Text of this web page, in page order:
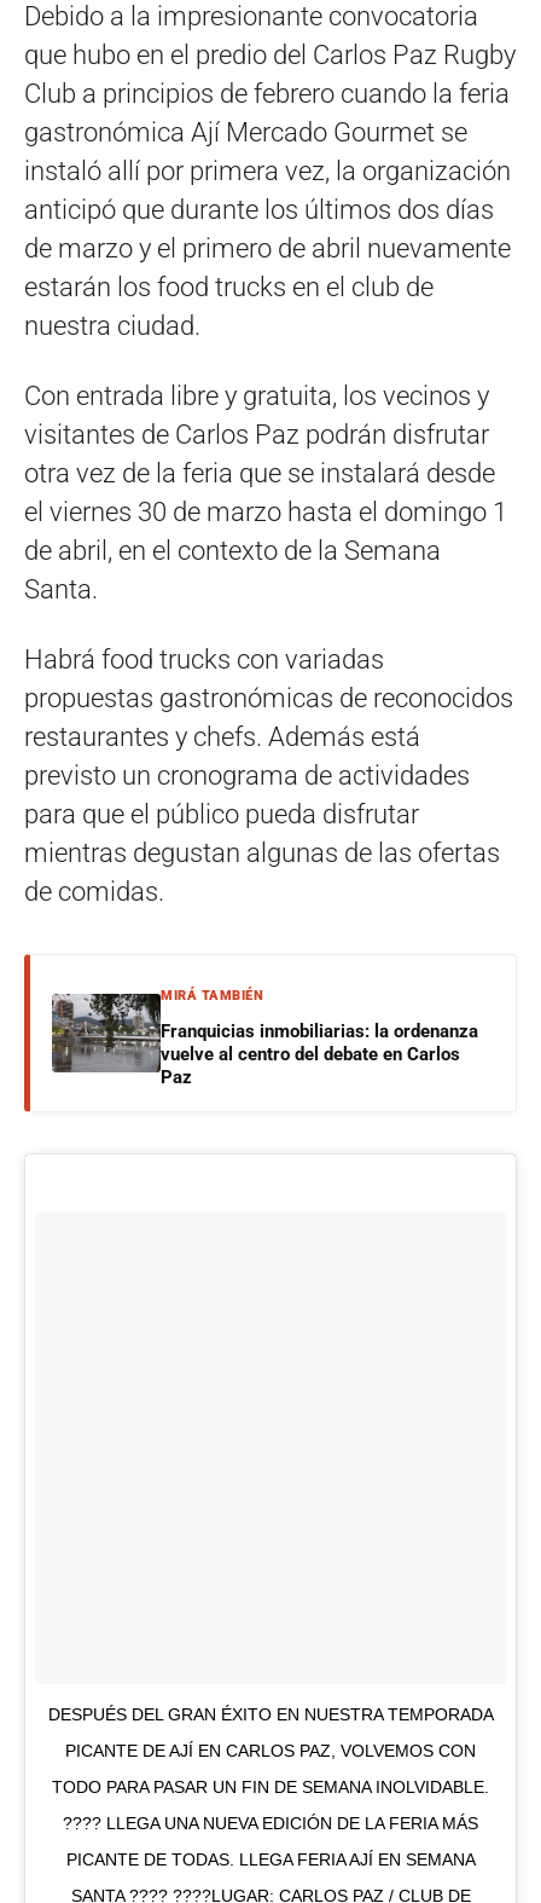
Debido a la impresionante convocatoria
que hubo en el predio del Carlos Paz Rugby
Club a principios de febrero cuando la feria
gastronómica Ají Mercado Gourmet se
instaló allí por primera vez, la organización
anticipó que durante los últimos dos días
de marzo y el primero de abril nuevamente
estarán los food trucks en el club de
nuestra ciudad.
Con entrada libre y gratuita, los vecinos y
visitantes de Carlos Paz podrán disfrutar
otra vez de la feria que se instalará desde
el viernes 30 de marzo hasta el domingo 1
de abril, en el contexto de la Semana
Santa.
Habrá food trucks con variadas
propuestas gastronómicas de reconocidos
restaurantes y chefs. Además está
previsto un cronograma de actividades
para que el público pueda disfrutar
mientras degustan algunas de las ofertas
de comidas.
MIRÁ TAMBIÉN
Franquicias inmobiliarias: la ordenanza
vuelve al centro del debate en Carlos
Paz
DESPUÉS DEL GRAN ÉXITO EN NUESTRA TEMPORADA
PICANTE DE AJÍ EN CARLOS PAZ, VOLVEMOS CON
TODO PARA PASAR UN FIN DE SEMANA INOLVIDABLE.
???? LLEGA UNA NUEVA EDICIÓN DE LA FERIA MÁS
PICANTE DE TODAS. LLEGA FERIA AJÍ EN SEMANA
SANTA ???? ????LUGAR: CARLOS PAZ / CLUB DE